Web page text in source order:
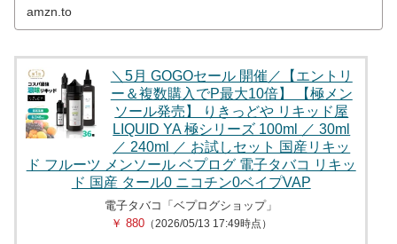
amzn.to
＼5月 GOGOセール 開催／【エントリ
ー＆複数購入でP最大10倍】 【極メン
ソール発売】 りきっどや リキッド屋
LIQUID YA 極シリーズ 100ml ／ 30ml
／ 240ml ／ お試しセット 国産リキッ
ド フルーツ メンソール ベプログ 電子タバコ リキッ
ド 国産 タール0 ニコチン0ベイプVAP
電子タバコ「ベプログショップ」
￥ 880（2026/05/13 17:49時点）